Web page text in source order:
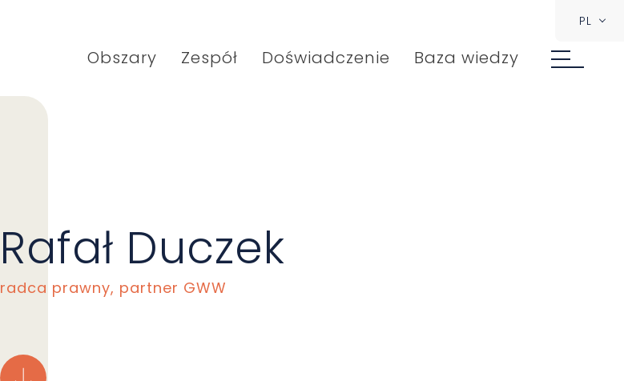
Obszary Zespół Doświadczenie Baza wiedzy
PL
Rafał Duczek
radca prawny, partner GWW